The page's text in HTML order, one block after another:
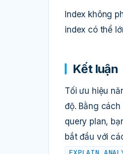
Index không
index có thể
Kết luận
Tối ưu hiệu
độ. Bằng
query plan,
bắt đầu với